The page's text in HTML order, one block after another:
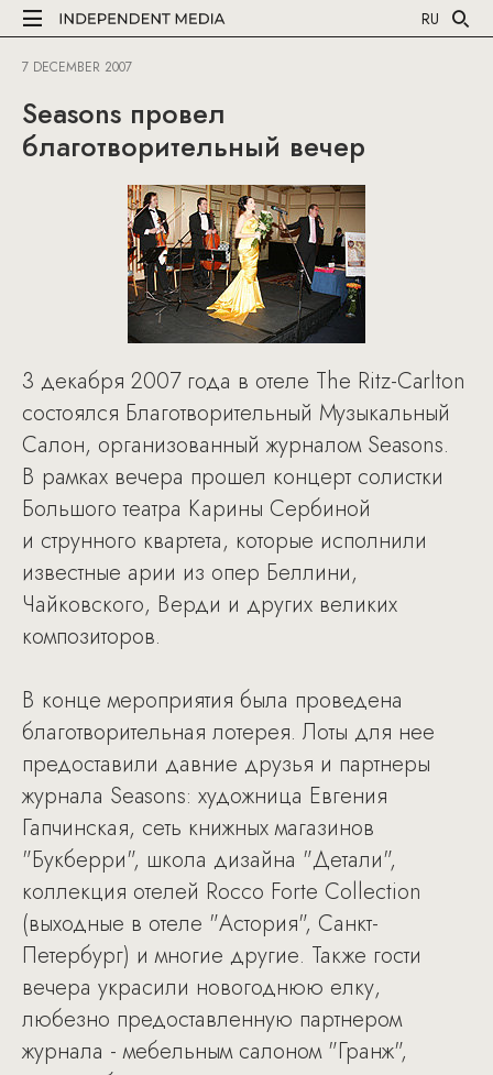
RU
7 DECEMBER 2007
Seasons провел
благотворительный вечер
3 декабря 2007 года в отеле The Ritz-Carlton
состоялся Благотворительный Музыкальный
Салон, организованный журналом Seasons.
В рамках вечера прошел концерт солистки
Большого театра Карины Сербиной
и струнного квартета, которые исполнили
известные арии из опер Беллини,
Чайковского, Верди и других великих
композиторов.
В конце мероприятия была проведена
благотворительная лотерея. Лоты для нее
предоставили давние друзья и партнеры
журнала Seasons: художница Евгения
Гапчинская, сеть книжных магазинов
"Букберри", школа дизайна "Детали",
коллекция отелей Rocco Forte Collection
(выходные в отеле "Астория", Санкт-
Петербург) и многие другие. Также гости
вечера украсили новогоднюю елку,
любезно предоставленную партнером
журнала - мебельным салоном "Гранж",